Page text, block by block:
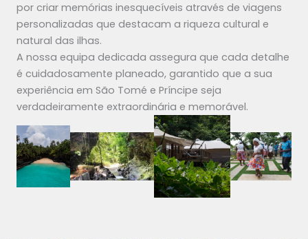
por criar memórias inesquecíveis através de viagens
personalizadas que destacam a riqueza cultural e
natural das ilhas.
A nossa equipa dedicada assegura que cada detalhe
é cuidadosamente planeado, garantido que a sua
experiência em São Tomé e Príncipe seja
verdadeiramente extraordinária e memorável.